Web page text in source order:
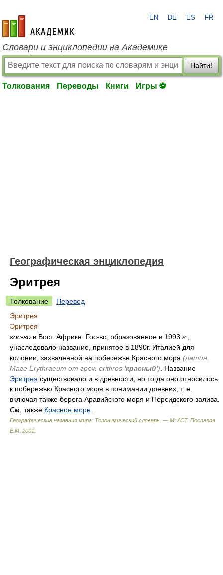
academic.ru
EN DE ES FR
Словари и энциклопедии на Академике
Найти!
Толкования Переводы Книги Игры ⚽
Географическая энциклопедия
Эритрея
Толкование
Перевод
Эритрея
Эритрея
гос-во в Вост. Африке. Гос-во, образованное в 1993 г.
унаследовало название, принятое в 1890г. Италией для
колонии, захваченной на побережье Красного моря (латин.
Маге Erythraeum от греч. erithros 'красный') . Название
Эритрея существовало и в древности, но тогда оно относилось
к побережью Красного моря в понимании древних, т. е.
включая также берега Аравийского моря и Персидского залива.
См. также Красное море
Географические названия мира: Топонимический словарь. — М: АСТ. Поспелов
Е.М. 2001